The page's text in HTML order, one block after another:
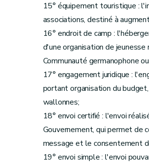
15° équipement touristique :
associations, destiné à
16° endroit de camp :
d'une organisation de jeunesse
Communauté germanophone
17° engagement juridique :
portant organisation du
wallonnes;
18° envoi certifié : l'envoi
Gouvernement, qui permet de
message et le consentement
19° envoi simple : l'envoi